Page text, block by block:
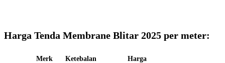
Harga Tenda Membrane Blitar 2025 per meter:
Merk Ketebalan
Harga